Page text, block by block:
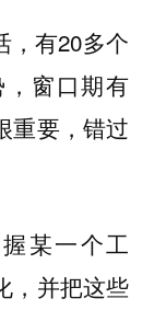
，有20多个
窗口期有
重要，错过
某一个工
，并把这些